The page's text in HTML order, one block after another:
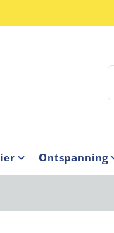
Ontspanning